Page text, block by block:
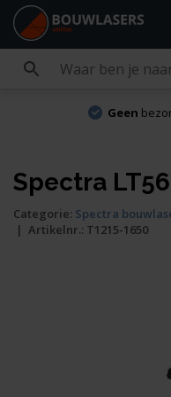
Geen
Spectra
Categorie: Spectra
| Artikelnr.: T1215-1650